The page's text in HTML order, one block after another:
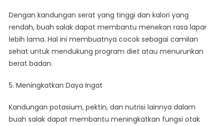
Dengan kandungan serat yang tinggi dan kalori yang
rendah, buah salak dapat membantu menekan rasa lapar
lebih lama. Hal ini membuatnya cocok sebagai camilan
sehat untuk mendukung program diet atau menurunkan
berat badan.
5. Meningkatkan Daya Ingat
Kandungan potasium, pektin, dan nutrisi lainnya dalam
buah salak dapat membantu meningkatkan fungsi otak